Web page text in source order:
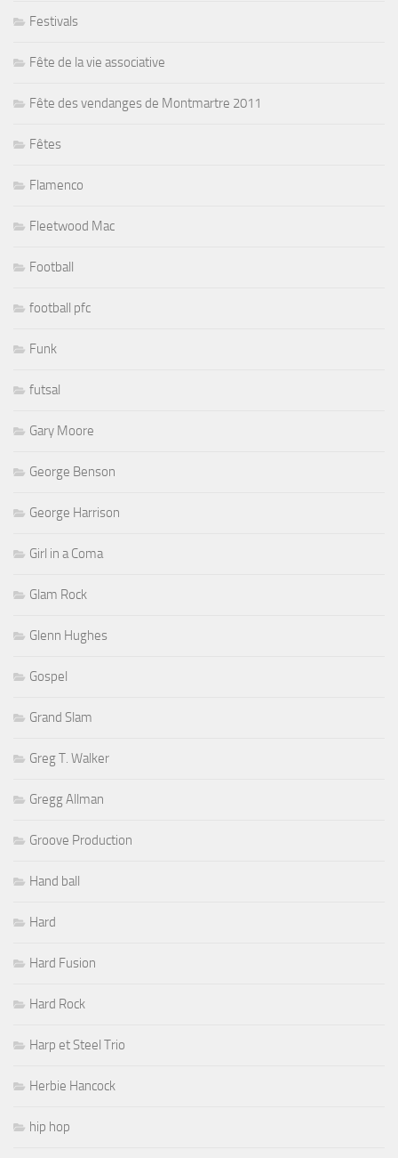
Festivals
Fête de la vie associative
Fête des vendanges de Montmartre 2011
Fêtes
Flamenco
Fleetwood Mac
Football
football pfc
Funk
futsal
Gary Moore
George Benson
George Harrison
Girl in a Coma
Glam Rock
Glenn Hughes
Gospel
Grand Slam
Greg T. Walker
Gregg Allman
Groove Production
Hand ball
Hard
Hard Fusion
Hard Rock
Harp et Steel Trio
Herbie Hancock
hip hop